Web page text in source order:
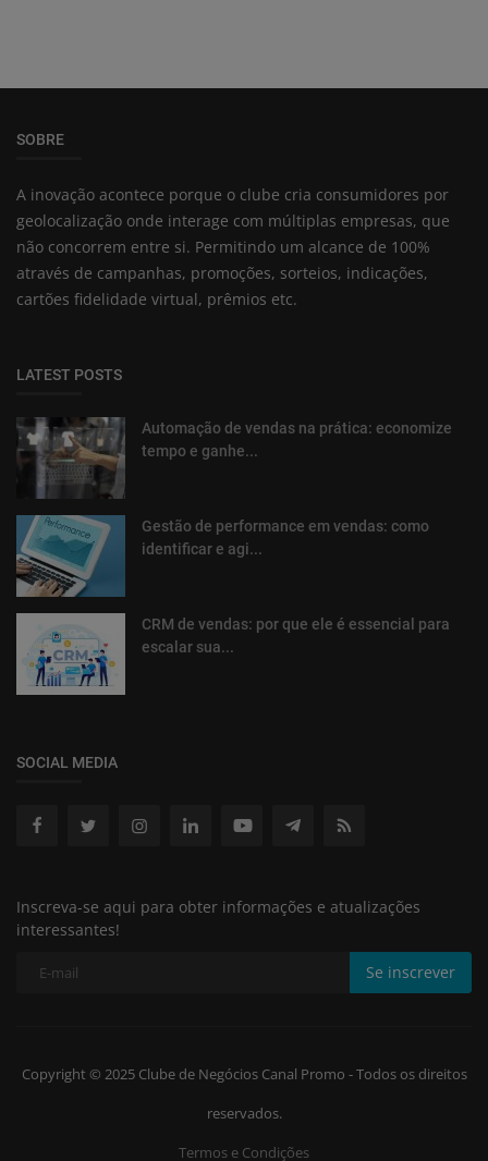
SOBRE
A inovação acontece porque o clube cria consumidores por
geolocalização onde interage com múltiplas empresas, que
não concorrem entre si. Permitindo um alcance de 100%
através de campanhas, promoções, sorteios, indicações,
cartões fidelidade virtual, prêmios etc.
LATEST POSTS
Automação de vendas na prática: economize
tempo e ganhe...
Gestão de performance em vendas: como
identificar e agi...
CRM de vendas: por que ele é essencial para
escalar sua...
SOCIAL MEDIA
Inscreva-se aqui para obter informações e atualizações
interessantes!
Se inscrever
Copyright © 2025 Clube de Negócios Canal Promo - Todos os direitos
reservados.
Termos e Condições